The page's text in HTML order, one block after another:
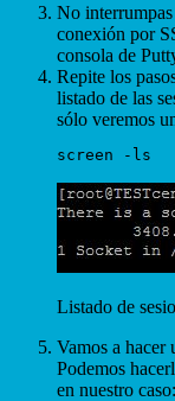
No interrumpas
conexión por
consola de
Repite los
listado de las
sólo veremos
Listado de
Vamos a hacer
Podemos
en nuestro caso: